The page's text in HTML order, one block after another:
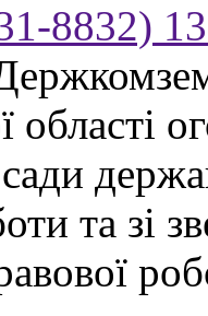
8832)
області
та зі